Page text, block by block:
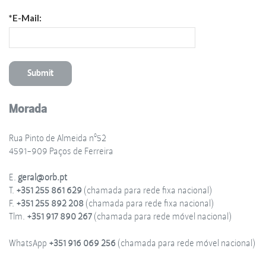
*E-Mail:
Morada
Rua Pinto de Almeida nº52
4591-909 Paços de Ferreira
E. geral@orb.pt
T. +351 255 861 629 (chamada para rede fixa nacional)
F. +351 255 892 208(chamada para rede fixa nacional)
Tlm. +351 917 890 267(chamada para rede móvel nacional)
WhatsApp +351 916 069 256 (chamada para rede móvel nacional)